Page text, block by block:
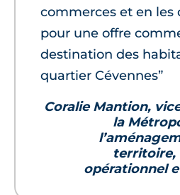
commerces et en les
pour une offre
destination des
quartier Cévennes”
Coralie Mantion,
la
territoire,
opérationnel